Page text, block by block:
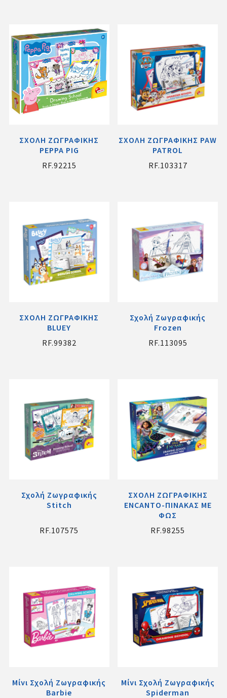
ΣΧΟΛΗ ΖΩΓΡΑΦΙΚΗΣ
PEPPA PIG
RF.92215
ΣΧΟΛΗ ΖΩΓΡΑΦΙΚΗΣ PAW
PATROL
RF.103317
ΣΧΟΛΗ ΖΩΓΡΑΦΙΚΗΣ
BLUEY
RF.99382
Σχολή Ζωγραφικής
Frozen
RF.113095
Σχολή Ζωγραφικής
Stitch
RF.107575
ΣΧΟΛΗ ΖΩΓΡΑΦΙΚΗΣ
ENCANTO-ΠΙΝΑΚΑΣ ΜΕ
ΦΩΣ
RF.98255
Μίνι Σχολή Ζωγραφικής
Barbie
Μίνι Σχολή Ζωγραφικής
Spiderman